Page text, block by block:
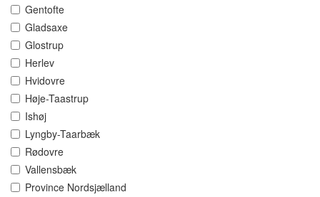
Gentofte
Gladsaxe
Glostrup
Herlev
Hvidovre
Høje-Taastrup
Ishøj
Lyngby-Taarbæk
Rødovre
Vallensbæk
Province Nordsjælland